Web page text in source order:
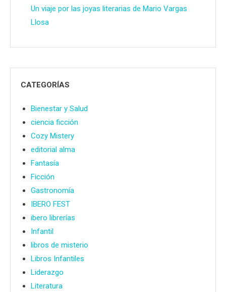
Un viaje por las joyas literarias de Mario Vargas
Llosa
CATEGORÍAS
Bienestar y Salud
ciencia ficción
Cozy Mistery
editorial alma
Fantasía
Ficción
Gastronomía
IBERO FEST
ibero librerías
Infantil
libros de misterio
Libros Infantiles
Liderazgo
Literatura